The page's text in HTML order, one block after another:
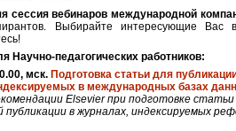
сессия вебинаров международной
Выбирайте интересующие Вас
Научно-педагогических работников:
мск. Подготовка статьи для
в международных базах
Elsevier при подготовке статьи
публикации в журналах, индексируемых